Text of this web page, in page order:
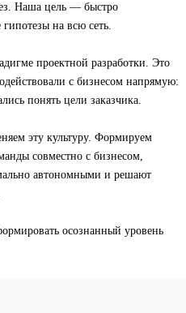
Наша цель — быстро
на всю сеть.
проектной разработки. Это
с бизнесом напрямую:
понять цели заказчика.
эту культуру. Формируем
совместно с бизнесом,
автономными и решают
осознанный уровень